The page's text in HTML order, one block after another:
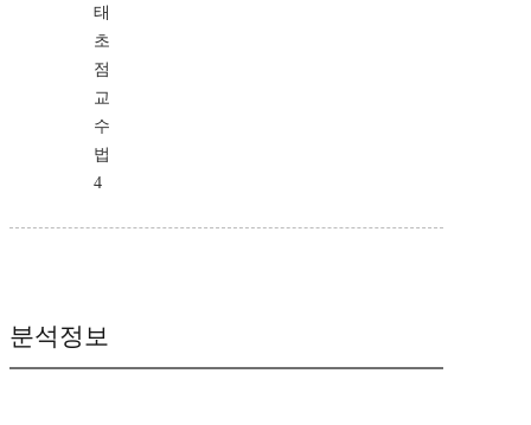
태
초
점
교
수
법
4
분석정보